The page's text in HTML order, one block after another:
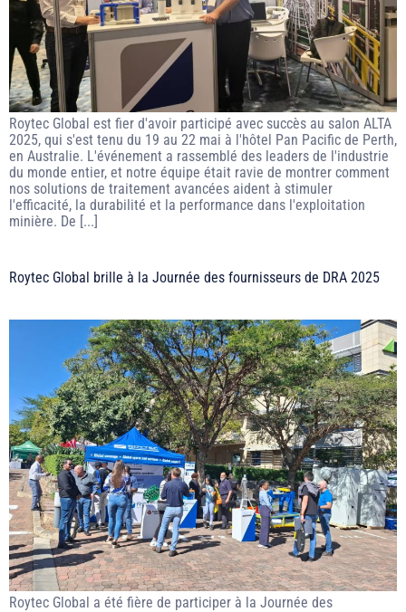
Roytec Global est fier d'avoir participé avec succès au salon ALTA
2025, qui s'est tenu du 19 au 22 mai à l'hôtel Pan Pacific de Perth,
en Australie. L'événement a rassemblé des leaders de l'industrie
du monde entier, et notre équipe était ravie de montrer comment
nos solutions de traitement avancées aident à stimuler
l'efficacité, la durabilité et la performance dans l'exploitation
minière. De [...]
Roytec Global brille à la Journée des fournisseurs de DRA 2025
Roytec Global a été fière de participer à la Journée des